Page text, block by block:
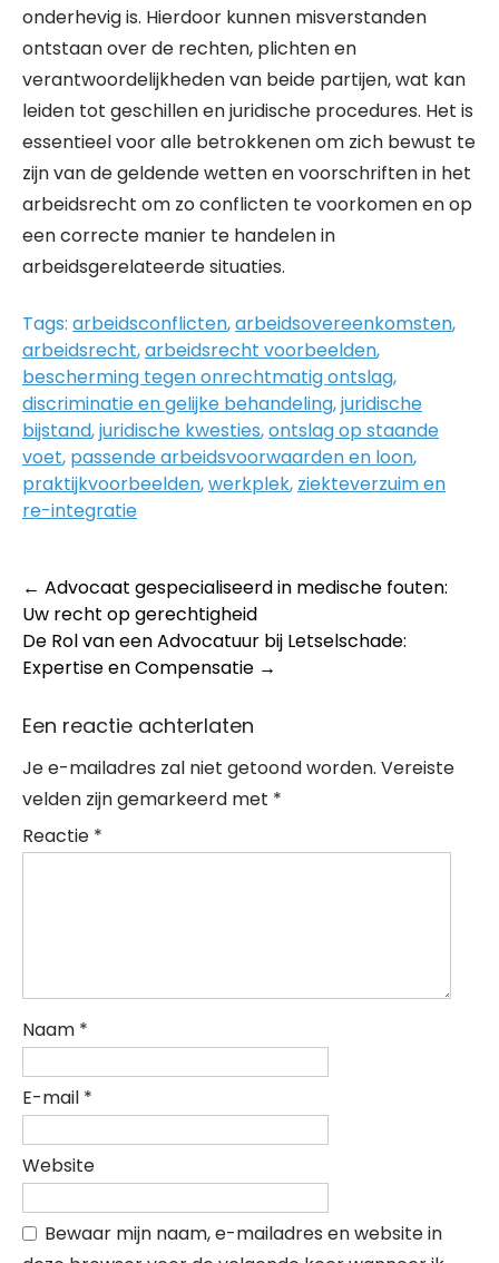
onderhevig is. Hierdoor kunnen misverstanden
ontstaan over de rechten, plichten en
verantwoordelijkheden van beide partijen, wat kan
leiden tot geschillen en juridische procedures. Het is
essentieel voor alle betrokkenen om zich bewust te
zijn van de geldende wetten en voorschriften in het
arbeidsrecht om zo conflicten te voorkomen en op
een correcte manier te handelen in
arbeidsgerelateerde situaties.
Tags: arbeidsconflicten,arbeidsovereenkomsten,
arbeidsrecht,arbeidsrecht voorbeelden,
bescherming tegen onrechtmatig ontslag,
discriminatie en gelijke behandeling,juridische
bijstand,juridische kwesties,ontslag op staande
voet, passende arbeidsvoorwaarden en loon,
praktijkvoorbeelden,werkplek, ziekteverzuim en
re-integratie
Post
navigation
← Advocaat gespecialiseerd in medische fouten:
Uw recht op gerechtigheid
De Rol van een Advocatuur bij Letselschade:
Expertise en Compensatie →
Een reactie achterlaten
Je e-mailadres zal niet getoond worden. Vereiste
velden zijn gemarkeerd met *
Reactie *
Naam *
E-mail *
Website
Bewaar mijn naam, e-mailadres en website in